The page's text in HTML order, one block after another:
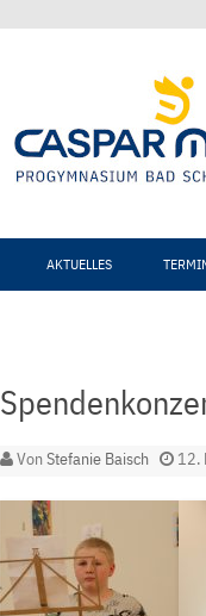
AKTUELLES
VonStefanie Baisch 12.